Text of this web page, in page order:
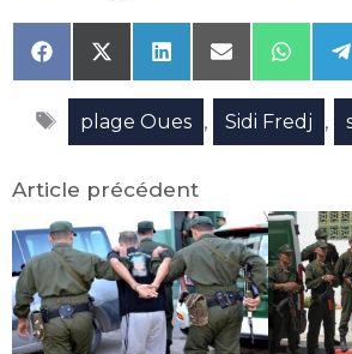
Share
on
Facebook
Share
on
X
(Twitter)
Share
on
LinkedIn
Share
on
Email
Share
on
Étiquettes
plage Oues , Sidi Fredj ,
Article précédent